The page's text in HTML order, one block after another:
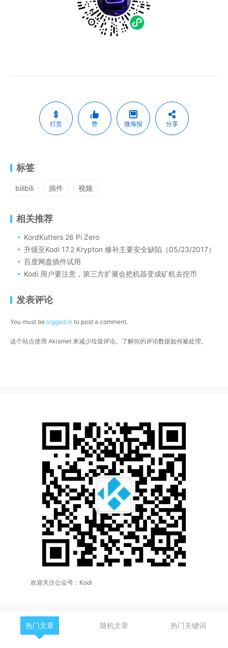
打赏 赞 微海报 分享
标签
bilibili 插件 视频
相关推荐
KordKutters 26 Pi Zero
升级至Kodi 17.2 Krypton 修补主要安全缺陷（05/23/2017）
百度网盘插件试用
Kodi 用户要注意，第三方扩展会把机器变成矿机去挖币
发表评论
You must be logged in to post a comment.
这个站点使用 Akismet 来减少垃圾评论。 了解你的评论数据如何被处理。
欢迎关注公众号：Kodi
热门文章 随机文章 热门关键词